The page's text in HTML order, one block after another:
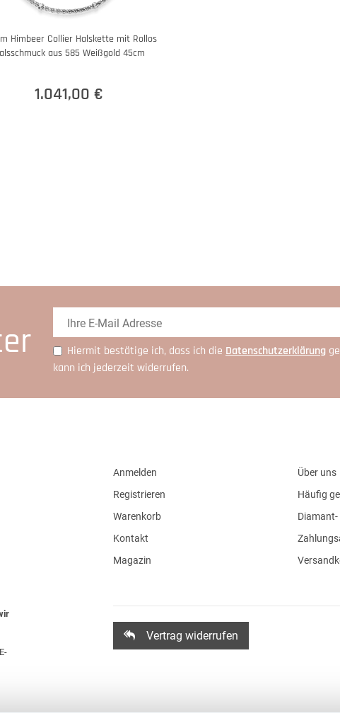
Himbeer Collier Halskette mit Rollos
aus 585 Weißgold 45cm
1.041,00 €
Hiermit bestätige ich, dass ich die Daten­schutz­erklärung
kann ich jederzeit widerrufen.
Anmelden
Registrieren
Warenkorb
Kontakt
Magazin
Über uns
Häufig
Vertrag widerrufen